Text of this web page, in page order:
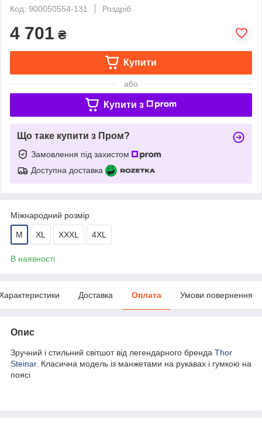
Код: 900050554-131
Роздріб
4 701 ₴
Купити
або
Купити з
Що таке купити з Пром?
Замовлення під захистом
Доступна доставка
Міжнародний розмір
M XL XXXL 4XL
В наявності
Доставка Оплата Умови повернення
Опис
Зручний і стильний світшот від легендарного бренда Thor
Steinar. Класична модель із манжетами на рукавах і гумкою на
поясі